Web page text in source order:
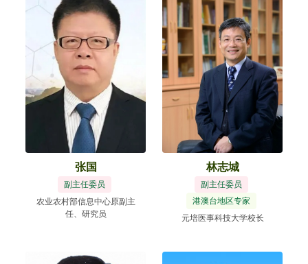
张国
副主任委员
农业农村部信息中心原副主
任、研究员
林志城
副主任委员
港澳台地区专家
元培医事科技大学校长